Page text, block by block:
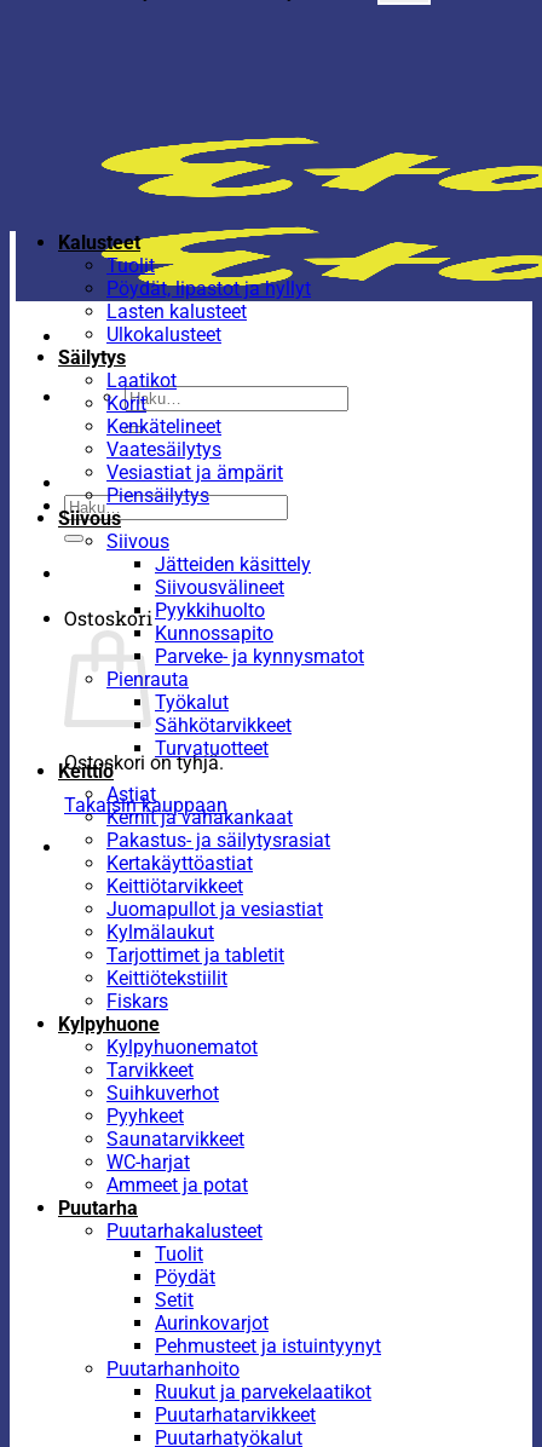
Etsi:
Etsi:
Ostoskori
Ostoskori on tyhjä.
Takaisin kauppaan
Kalusteet
Tuolit
Pöydät, lipastot ja hyllyt
Lasten kalusteet
Ulkokalusteet
Säilytys
Laatikot
Korit
Kenkätelineet
Vaatesäilytys
Vesiastiat ja ämpärit
Piensäilytys
Siivous
Siivous
Jätteiden käsittely
Siivousvälineet
Pyykkihuolto
Kunnossapito
Parveke- ja kynnysmatot
Pienrauta
Työkalut
Sähkötarvikkeet
Turvatuotteet
Keittiö
Astiat
Kernit ja vahakankaat
Pakastus- ja säilytysrasiat
Kertakäyttöastiat
Keittiötarvikkeet
Juomapullot ja vesiastiat
Kylmälaukut
Tarjottimet ja tabletit
Keittiötekstiilit
Fiskars
Kylpyhuone
Kylpyhuonematot
Tarvikkeet
Suihkuverhot
Pyyhkeet
Saunatarvikkeet
WC-harjat
Ammeet ja potat
Puutarha
Puutarhakalusteet
Tuolit
Pöydät
Setit
Aurinkovarjot
Pehmusteet ja istuintyynyt
Puutarhanhoito
Ruukut ja parvekelaatikot
Puutarhatarvikkeet
Puutarhatyökalut